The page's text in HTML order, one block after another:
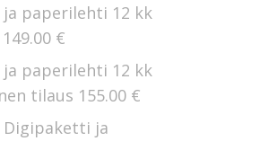
paperilehti 12 kk
149.00 €
paperilehti 12 kk
tilaus 155.00 €
ja